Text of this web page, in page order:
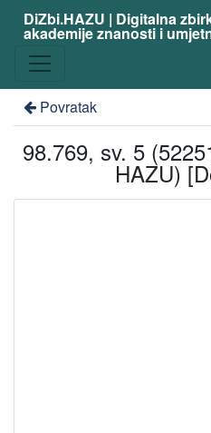
DiZbi.HAZU | Digitalna
akademije znanosti i
Povratak
98.769, sv. 5
HAZU)